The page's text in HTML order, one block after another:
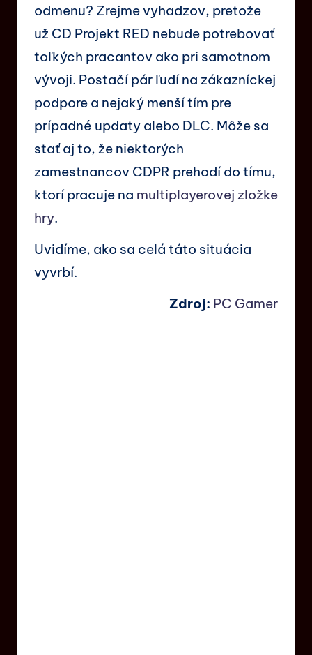
odmenu? Zrejme vyhadzov, pretože
už CD Projekt RED nebude potrebovať
toľkých pracantov ako pri samotnom
vývoji. Postačí pár ľudí na zákazníckej
podpore a nejaký menší tím pre
prípadné updaty alebo DLC. Môže sa
stať aj to, že niektorých
zamestnancov CDPR prehodí do tímu,
ktorí pracuje na multiplayerovej zložke
hry.
Uvidíme, ako sa celá táto situácia
vyvrbí.
Zdroj: PC Gamer